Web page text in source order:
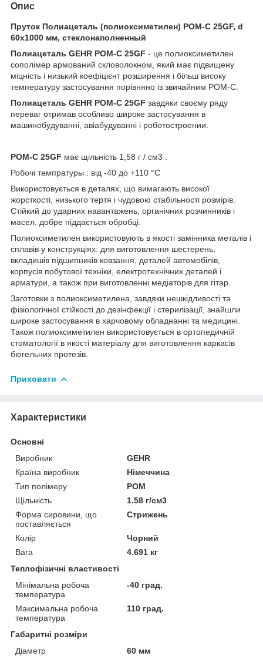
Опис
Пруток Полиацеталь (полиоксиметилен) POM-C 25GF, d
60х1000 мм, стеклонаполненный
Полиацеталь GEHR POM-C 25GF - це полиоксиметилен
сополімер армований скловолокном, який має підвищену
міцність і низький коефіцієнт розширення і більш високу
температуру застосування порівняно із звичайним POM-C.
Полиацеталь GEHR POM-C 25GF завдяки своєму ряду
переваг отримав особливо широке застосування в
машинобудуванні, авіабудуванні і роботостроении.
POM-C 25GF має щільність 1,58 г / см3 .
Робочі темпратуры : від -40 до +110 °С
Використовується в деталях, що вимагають високої
жорсткості, низького тертя і чудовою стабільності розмірів.
Стійкий до ударних навантажень, органічних розчинників і
масел, добре піддається обробці.
Полиоксиметилен використовують в якості замінника металів і
сплавів у конструкціях: для виготовлення шестерень,
вкладишів підшипників ковзання, деталей автомобілів,
корпусів побутової техніки, електротехнічних деталей і
арматури, а також при виготовленні медіаторів для гітар.
Заготовки з полиоксиметилена, завдяки нешкідливості та
фізіологічної стійкості до дезінфекції і стерилізації, знайшли
широке застосування в харчовому обладнанні та медицині.
Також полиоксиметилен використовується в ортопедичній
стоматології в якості матеріалу для виготовлення каркасів
бюгельних протезів.
Приховати
Характеристики
Основні
Виробник
GEHR
Країна виробник
Німеччина
Тип полімеру
POM
Щільність
1.58 г/см3
Форма сировини, що
поставляється
Стрижень
Колір
Чорний
Вага
4.691 кг
Теплофізичні властивості
Мінімальна робоча
температура
-40 град.
Максимальна робоча
температура
110 град.
Габаритні розміри
Діаметр
60 мм